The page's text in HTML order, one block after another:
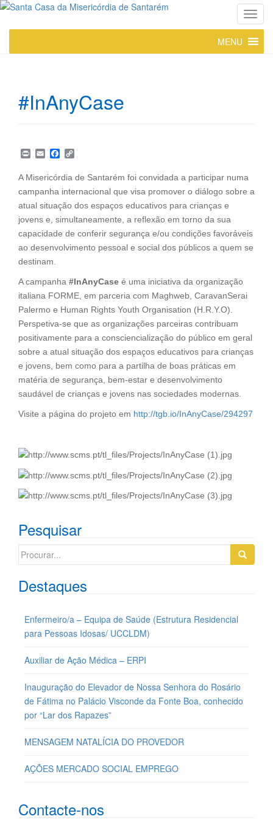
T
o
g
i
MENU
#InAnyCase
P
i
n
t
E
a
i
l
c
e
b
o
o
k
p
y
L
i
n
k
A Misericórdia de Santarém foi convidada a participar numa
campanha internacional que visa promover o diálogo sobre a
atual situação dos espaços educativos para crianças e
jovens e, simultaneamente, a reflexão em torno da sua
capacidade de conferir segurança e/ou condições favoráveis
ao desenvolvimento pessoal e social dos públicos a quem se
destinam.
A campanha #InAnyCase é uma iniciativa da organização
italiana FORME, em parceria com Maghweb, CaravanSerai
Palermo e Human Rights Youth Organisation (H.R.Y.O).
Perspetiva-se que as organizações parceiras contribuam
positivamente para a consciencialização do público em geral
sobre a atual situação dos espaços educativos para crianças
e jovens, bem como para a partilha de boas práticas em
matéria de segurança, bem-estar e desenvolvimento
saudável de crianças e jovens nas sociedades modernas.
Visite a página do projeto em http://tgb.io/InAnyCase/294297
Pesquisar
Search
Destaques
Enfermeiro/a – Equipa de Saúde (Estrutura Residencial
para Pessoas Idosas/ UCCLDM)
Auxiliar de Ação Médica – ERPI
Inauguração do Elevador de Nossa Senhora do Rosário
de Fátima no Palácio Visconde da Fonte Boa, conhecido
por “Lar dos Rapazes”
MENSAGEM NATALÍCIA DO PROVEDOR
AÇÕES MERCADO SOCIAL EMPREGO
Contacte-nos